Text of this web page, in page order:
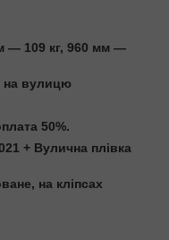
— 109 кг, 960 мм —
на вулицю
50%.
+ Вулична плівка
на кліпсах